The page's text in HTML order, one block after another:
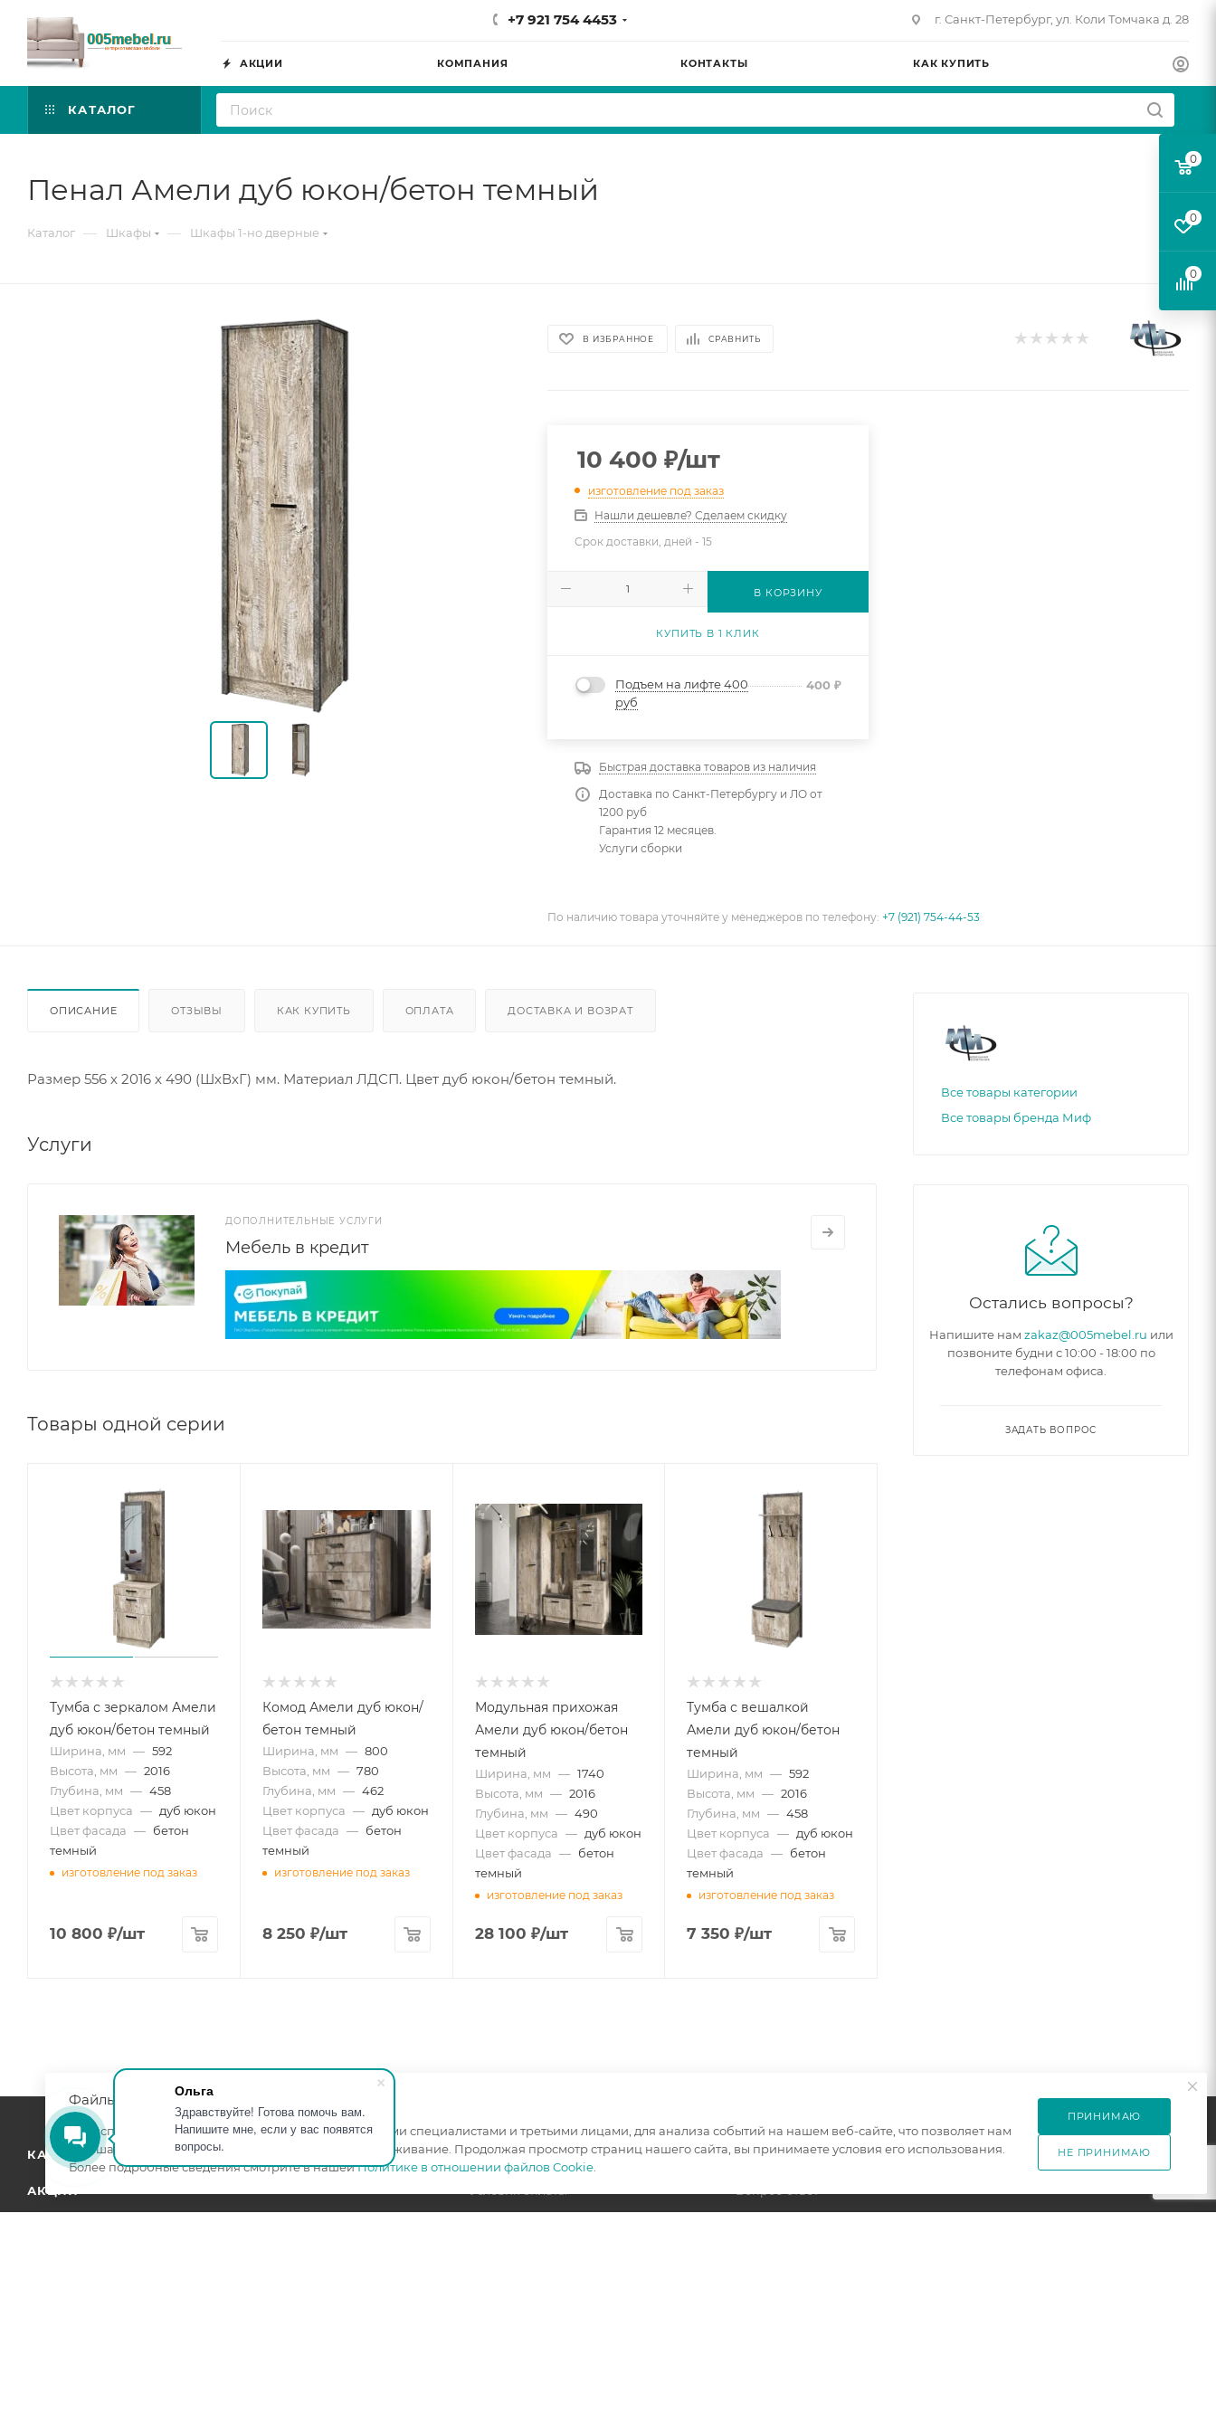
Ольга
Здравствуйте! Готова помочь вам.
Напишите мне, если у вас появятся
вопросы.
+7 921 754 4453 г. Санкт-Петербург, ул. Коли Томчака д. 28
АКЦИИ КОМПАНИЯ КОНТАКТЫ КАК КУПИТЬ
КАТАЛОГ
Пенал Амели дуб юкон/бетон темный
Каталог — Шкафы — Шкафы 1-но дверные
В ИЗБРАННОЕ СРАВНИТЬ
10 400 ₽/шт
изготовление под заказ
Нашли дешевле? Сделаем скидку
Срок доставки, дней -15
В КОРЗИНУ
КУПИТЬ В 1 КЛИК
Подъем на лифте 400
руб
400₽
Быстрая доставка товаров из наличия
Доставка по Санкт-Петербургу и ЛО от
1200 руб
Гарантия 12 месяцев.
Услуги сборки
По наличию товара уточняйте у менеджеров по телефону:+7 (921) 754-44-53
ОПИСАНИЕ ОТЗЫВЫ КАК КУПИТЬ ОПЛАТА ДОСТАВКА И ВОЗРАТ
Размер 556 х 2016 х 490 (ШхВхГ) мм. Материал ЛДСП. Цвет дуб юкон/бетон темный.
Услуги
ДОПОЛНИТЕЛЬНЫЕ УСЛУГИ
Мебель в кредит
Товары одной серии
Тумба с зеркалом Амели
дуб юкон/бетон темный
Ширина, мм — 592
Высота, мм — 2016
Глубина, мм — 458
Цвет корпуса — дуб юкон
Цвет фасада — бетон
темный
изготовление под заказ
10 800 ₽/шт
Комод Амели дуб юкон/
бетон темный
Ширина, мм — 800
Высота, мм — 780
Глубина, мм — 462
Цвет корпуса — дуб юкон
Цвет фасада — бетон
темный
изготовление под заказ
8 250 ₽/шт
Модульная прихожая
Амели дуб юкон/бетон
темный
Ширина, мм — 1740
Высота, мм — 2016
Глубина, мм — 490
Цвет корпуса — дуб юкон
Цвет фасада — бетон
темный
изготовление под заказ
28 100 ₽/шт
Тумба с вешалкой
Амели дуб юкон/бетон
темный
Ширина, мм — 592
Высота, мм — 2016
Глубина, мм — 458
Цвет корпуса — дуб юкон
Цвет фасада — бетон
темный
изготовление под заказ
7 350 ₽/шт
Все товары категории
Все товары бренда Миф
Остались вопросы?
Напишите нам zakaz@005mebel.ru или
позвоните будни с 10:00 - 18:00 по
телефонам офиса.
ЗАДАТЬ ВОПРОС
КАТАЛОГ
АКЦИИ
ИНФОРМАЦИЯ
Условия оплаты
Условия доставки
ПОМОЩЬ
Вопрос-ответ
ПОДПИСАТЬСЯ НА РАССЫЛКУ
0
0
0
Файлы cookie
Мы используем файлы cookie, разработанные нашими специалистами и третьими лицами, для анализа событий на нашем веб-сайте, что позволяет нам
улучшать взаимодействие с пользователями и обслуживание. Продолжая просмотр страниц нашего сайта, вы принимаете условия его использования.
Более подробные сведения смотрите в нашейПолитике в отношении файлов Cookie
ПРИНИМАЮ
НЕ ПРИНИМАЮ